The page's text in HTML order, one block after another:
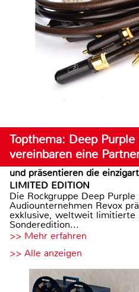
Topthema: Deep Purple
vereinbaren eine
und präsentieren die
LIMITED EDITION
Die Rockgruppe Deep Purple
Audiounternehmen Revox
exklusive, weltweit limitierte
Sonderedition...
>> Mehr erfahren
>> Alle anzeigen